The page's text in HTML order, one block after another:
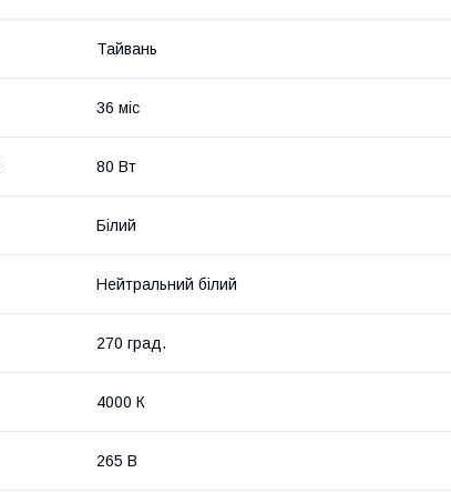
Тайвань
36 міс
80 Вт
Білий
Нейтральний білий
270 град.
4000 К
265 В